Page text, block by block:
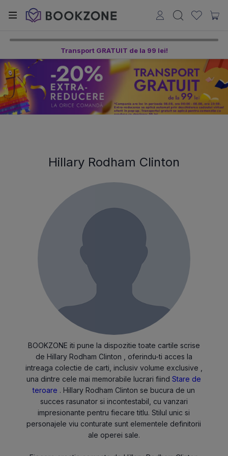
Transport GRATUIT de la 99 lei!
Hillary Rodham Clinton
BOOKZONE iti pune la dispozitie toate cartile scrise
de Hillary Rodham Clinton , oferindu-ti acces la
intreaga colectie de carti, inclusiv volume exclusive ,
una dintre cele mai memorabile lucrari fiindStare de
teroare . Hillary Rodham Clinton se bucura de un
succes rasunator si incontestabil, cu vanzari
impresionante pentru fiecare titlu. Stilul unic si
personajele viu conturate sunt elementele definitorii
ale operei sale.